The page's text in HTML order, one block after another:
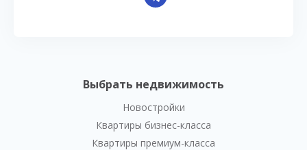
Выбрать недвижимость
Новостройки
Квартиры бизнес-класса
Квартиры премиум-класса